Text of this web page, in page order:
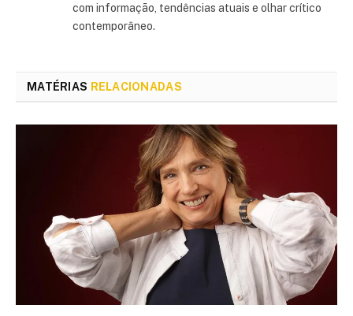
com informação, tendências atuais e olhar crítico
contemporâneo.
MATÉRIAS RELACIONADAS